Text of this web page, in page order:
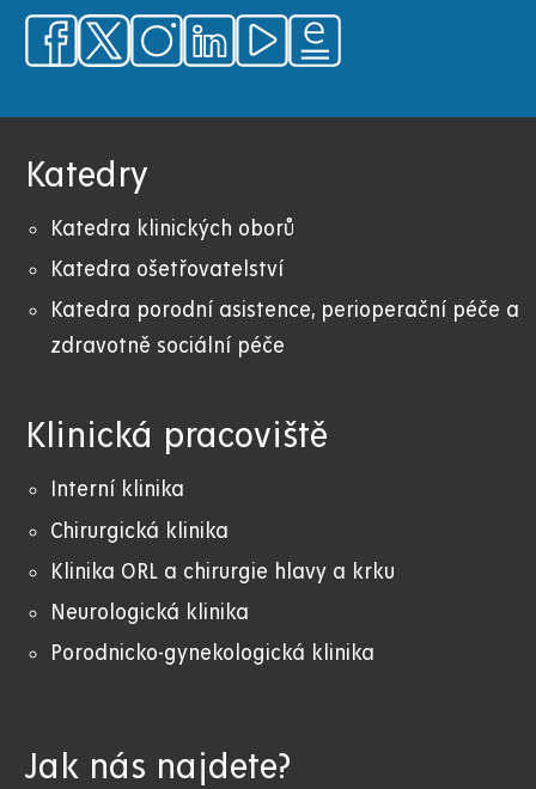
Katedry
Katedra klinických oborů
Katedra ošetřovatelství
Katedra porodní asistence, perioperační péče a
zdravotně sociální péče
Klinická pracoviště
Interní klinika
Chirurgická klinika
Klinika ORL a chirurgie hlavy a krku
Neurologická klinika
Porodnicko-gynekologická klinika
Jak nás najdete?